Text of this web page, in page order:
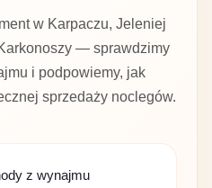
w Karpaczu, Jeleniej
— sprawdzimy
i podpowiemy, jak
sprzedaży noclegów.
z wynajmu